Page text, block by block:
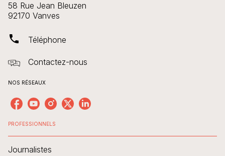
58 Rue Jean Bleuzen
92170 Vanves
phone Téléphone
Contactez-nous
NOS RÉSEAUX
PROFESSIONNELS
Journalistes